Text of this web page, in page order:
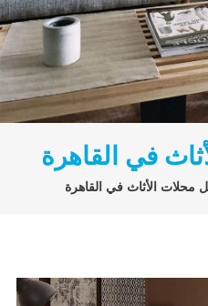
في القاهرة
محلات الأثاث في القاهرة